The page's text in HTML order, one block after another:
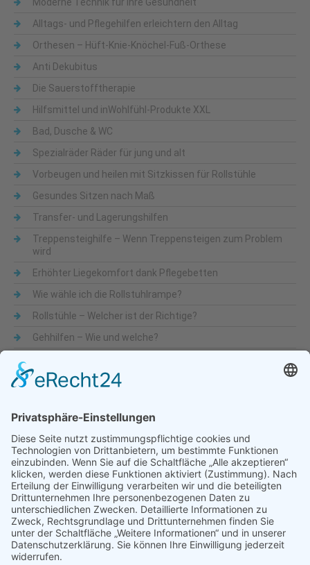
Alltags- und Pflegehilfen erleichtern den Alltag
Orthesen – Hüft-Knie-Knöchel-Fuß-Orthese
Anti Dekubitus
Die Sauerstofftherapie
Hilfsmittel und inWohlfühl-Produkte XXL
Bad, Dusche & WC
Spezialräder Räder für jung und alt
Vorbeugen und heilen mit Sitzkissen für Rollstühle
Gesundes Sitzen nach Maß
Transfer- und Lagerungshilfen
Treppensteighilfe – Wenn Treppensteigen zum Problem
wird
Erhöhter Liegekomfort dank Pflegebetten
Wie wähle ich die Rollstuhlrampe?
Rollstühle – Welcher ist der Richtige?
Gehhilfen – Wie und welche?
Beliebte Themen
Adaptionsmöglichkeit Aktiv-Rollstühle Alltagshilfen Alltagshilfen
für die Küche Automatische Türöffner Bad Bandscheibe Besteck
Bettenmachen
Bewegungseingeschränkung
druckentlastende Matratze Dusche & WC Fixierbrett
Füße Gehfähigkeit